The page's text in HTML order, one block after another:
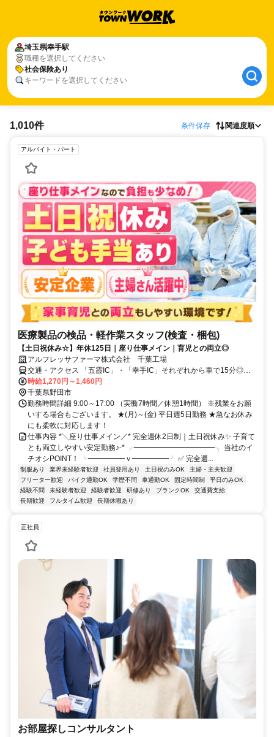
埼玉県幸手駅
職種を選択してください
社会保険あり
キーワードを選択してください
1,010件 条件保存 関連度順
アルバイト・パート
医療製品の検品・軽作業スタッフ(検査・梱包)
【土日祝休み☆】年休125日｜座り仕事メイン｜育児との両立◎
アルフレッサファーマ株式会社 千葉工場
交通・アクセス 「五霞IC」・「幸手IC」それぞれから車で15分◎車
通勤ok
時給1,270円～1,460円
千葉県野田市
勤務時間詳細 9:00～17:00 （実働7時間／休憩1時間） ※残業をお願
いする場合もございます。 ★(月)～(金) 平日週5日勤務 ★急なお休み
にも柔軟に対応します！
仕事内容 *╲座り仕事メイン／* 完全週休2日制｜土日祝休み✨ 子育て
とも両立しやすい安定勤務♪-* ╭━━━━━━━━━━━╮ 当社のイ
チオシPOINT！ ╰━━━━━ｖ━━━━━╯ ✅ 完全週...
制服あり 業界未経験者歓迎 社員登用あり 土日祝のみOK
主婦・主夫歓迎
フリーター歓迎
バイク通勤OK 学歴不問 車通勤OK 固定時間制
平日のみOK
経験不問
未経験者歓迎 経験者歓迎 研修あり ブランクOK
交通費支給
長期歓迎
フルタイム歓迎 長期休暇あり
正社員
お部屋探しコンサルタント